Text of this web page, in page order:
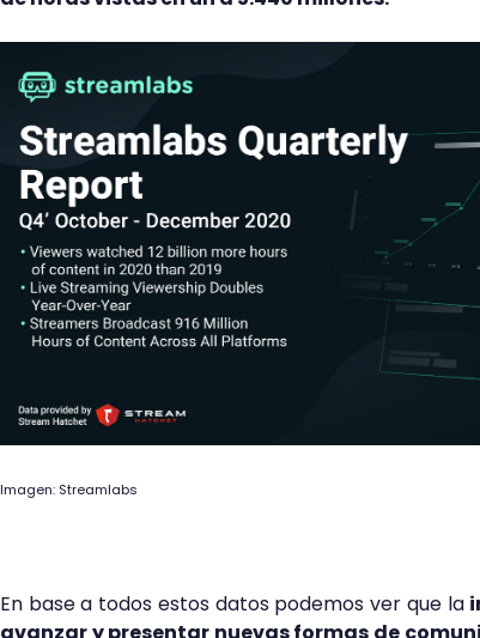
Imagen: Streamlabs
En base a todos estos datos podemos ver que la